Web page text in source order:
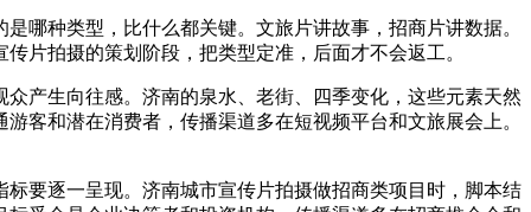
哪种类型，比什么都关键。文旅片讲故事，招商片讲数据。
片拍摄的策划阶段，把类型定准，后面才不会返工。
产生向往感。济南的泉水、老街、四季变化，这些元素天然
客和潜在消费者，传播渠道多在短视频平台和文旅展会上。
要逐一呈现。济南城市宣传片拍摄做招商类项目时，脚本结